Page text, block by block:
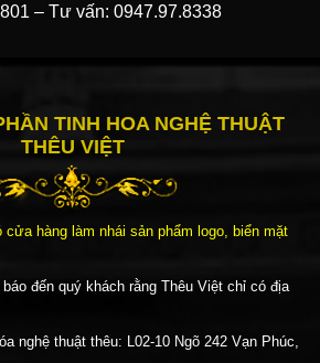
– Tư vấn: 0947.97.8338
TINH HOA NGHỆ THUẬT
THÊU VIỆT
cửa hàng làm nhái sản phẩm logo, biển mặt
đến quý khách rằng Thêu Việt chỉ có địa
nghệ thuật thêu: L02-10 Ngõ 242 Vạn Phúc,